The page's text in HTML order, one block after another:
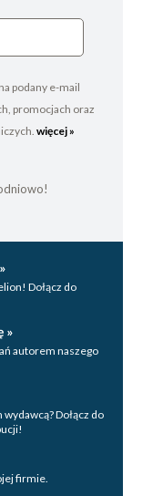
podany e-mail
promocjach oraz
więcej »
Dołącz do
»
autorem naszego
Dołącz do
firmie.